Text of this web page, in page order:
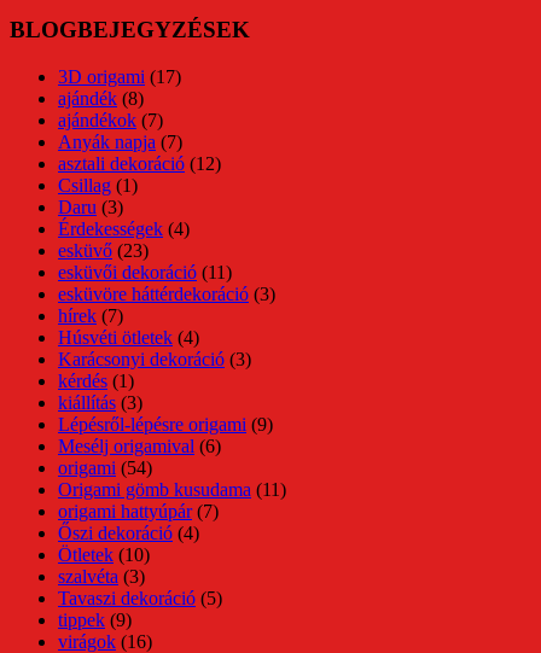
BLOGBEJEGYZÉSEK
3D origami (17)
ajándék (8)
ajándékok (7)
Anyák napja (7)
asztali dekoráció (12)
Csillag (1)
Daru (3)
Érdekességek (4)
esküvő (23)
esküvői dekoráció (11)
esküvöre háttérdekoráció (3)
hírek (7)
Húsvéti ötletek (4)
Karácsonyi dekoráció (3)
kérdés (1)
kiállítás (3)
Lépésről-lépésre origami (9)
Mesélj origamival (6)
origami (54)
Origami gömb kusudama (11)
origami hattyúpár(7)
Őszi dekoráció (4)
Ötletek (10)
szalvéta (3)
Tavaszi dekoráció (5)
tippek (9)
virágok (16)